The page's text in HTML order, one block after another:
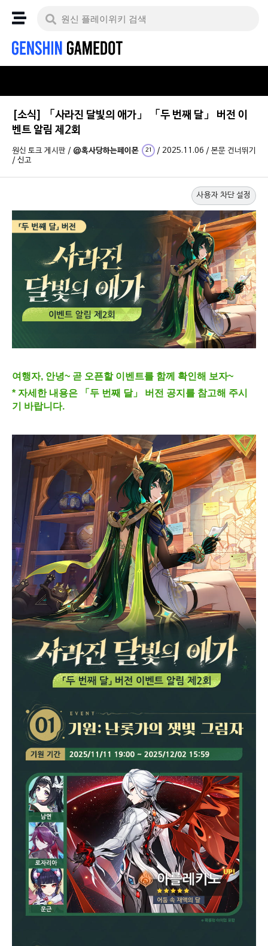
[소식] 「사라진 달빛의 애가」 「두 번째 달」 버전 이
벤트 알림 제2회
원신 토크 게시판 / @혹사당하는페이몬 21 / 2025.11.06 / 본문 건너뛰기
/ 신고
사용자 차단 설정
여행자, 안녕~ 곧 오픈할 이벤트를 함께 확인해 보자~
* 자세한 내용은 「두 번째 달」 버전 공지를 참고해 주시
기 바랍니다.